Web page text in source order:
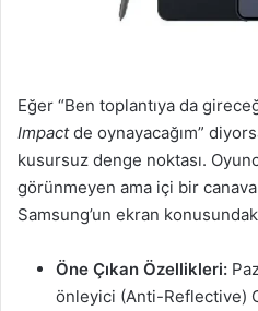
Eğer “Ben toplantıya da
Impactde oynayacağım”
kusursuz denge noktası.
görünmeyen ama içi bir
Samsung’un ekran
Öne Çıkan Özellikleri:
önleyici (Anti-Reflective)